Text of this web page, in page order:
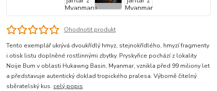
Ohodnotit produkt
Tento exemplář ukrývá dvoukřídlý hmyz, stejnokřídlého, hmyzí fragmenty
i otisk listu doplněné rostlinnými zbytky. Pryskyřice pochází z lokality
Noije Bum v oblasti Hukawng Basin, Myanmar, vznikla před 99 miliony let
a představuje autentický doklad tropického pralesa. Výborně čitelný
sběratelský kus. celý popis